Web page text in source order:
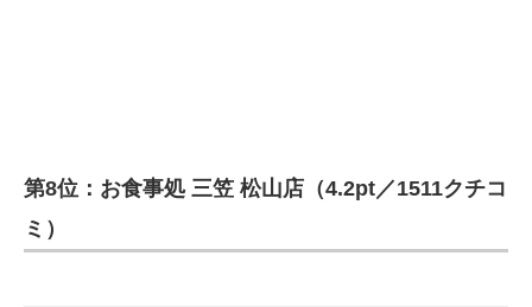
第8位：お食事処 三笠 松山店（4.2pt／1511クチコ
ミ）